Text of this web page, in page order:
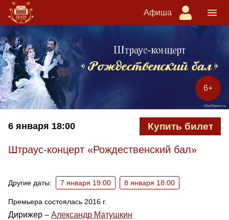
Афиша
6+
6 января 18:00 Купить билет
Штраус-концерт «Рождественский бал»
Другие даты: 7 января 19:00 8 января 18:00
Премьера состоялась 2016 г.
Дирижер – Александр Матушкин